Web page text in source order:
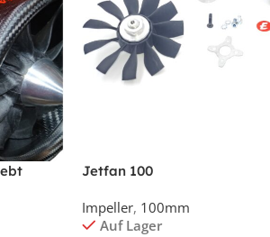
Jetfan 100
Impeller, 100mm
Auf Lager